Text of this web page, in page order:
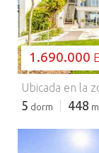
1.690.000
5 dorm 448